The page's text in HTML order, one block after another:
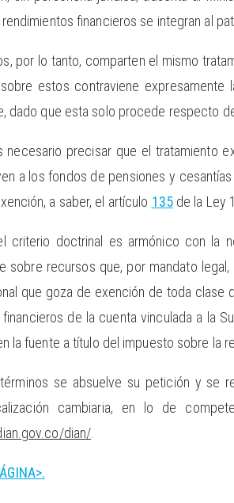
financieros se integran al
por lo tanto, comparten el mismo
estos contraviene
dado que esta solo procede respecto
necesario precisar que el tratamiento
a los fondos de pensiones y
a saber, el artículo 135de la Ley
criterio doctrinal es armónico con la
sobre recursos que, por mandato
que goza de exención de toda clase
de la cuenta vinculada a la
la fuente a título del impuesto sobre la
se absuelve su petición y se
cambiaria, en lo de
dian/